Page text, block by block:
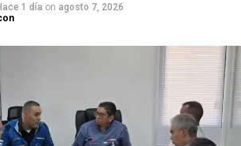
1 día on agosto 7, 2026